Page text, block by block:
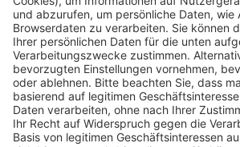
Pässe und Vereinswechsel
Trainerausbildung
Schulungsangebot Vereinsmitarbeiter
BFV-Geschäftsstellen
Trainerbörse
Login SpielPlus